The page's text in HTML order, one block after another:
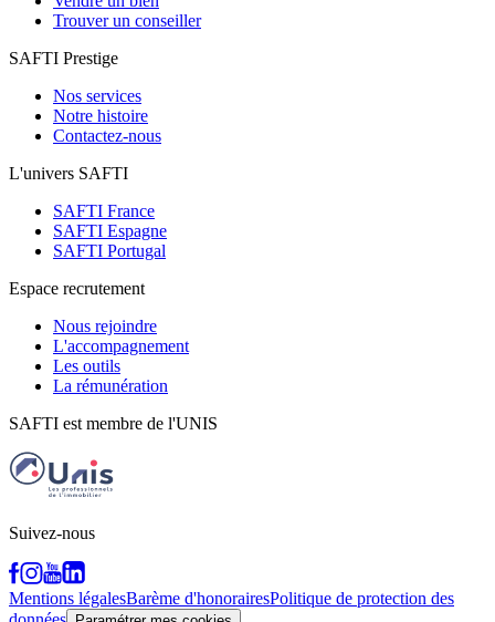
Trouver un conseiller
SAFTI Prestige
Nos services
Notre histoire
Contactez-nous
L'univers SAFTI
SAFTI France
SAFTI Espagne
SAFTI Portugal
Espace recrutement
Nous rejoindre
L'accompagnement
Les outils
La rémunération
SAFTI est membre de l'UNIS
Suivez-nous
Mentions légalesBarème d'honorairesPolitique de protection des